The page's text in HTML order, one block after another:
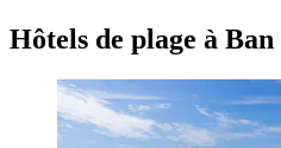
Hôtels de plage à